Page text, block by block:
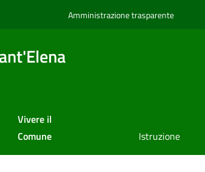
Amministrazione trasparente
Vivere il
Comune
Istruzione